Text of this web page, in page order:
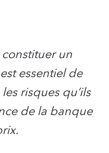
constituer un
essentiel de
risques qu’ils
de la banque